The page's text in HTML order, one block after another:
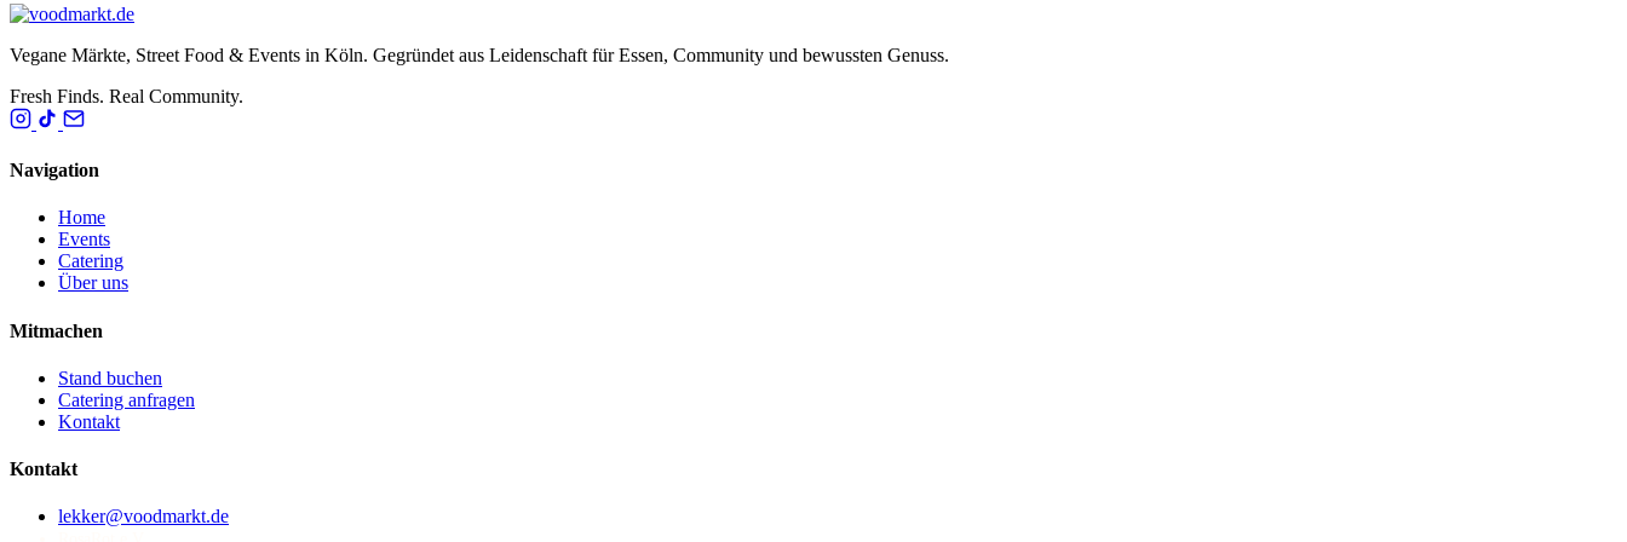
Vegane Märkte, Street Food & Events in Köln. Gegründet aus Leidenschaft für Essen, Community und bewussten Genuss.
Fresh Finds. Real Community.
Navigation
Home
Events
Catering
Über uns
Mitmachen
Stand buchen
Catering anfragen
Kontakt
Kontakt
lekker@voodmarkt.de